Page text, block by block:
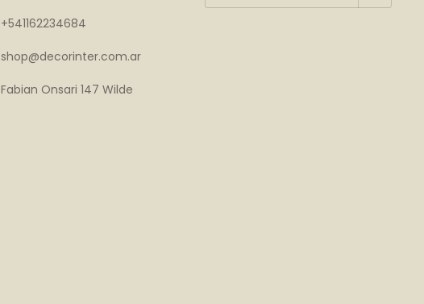
+541162234684
shop@decorinter.com.ar
Fabian Onsari 147 Wilde